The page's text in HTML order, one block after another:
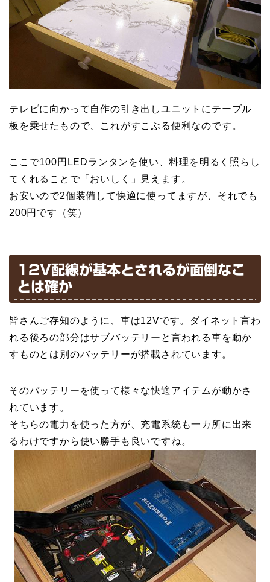
テレビに向かって自作の引き出しユニットにテーブル
板を乗せたもので、これがすこぶる便利なのです。
ここで100円LEDランタンを使い、料理を明るく照らし
てくれることで「おいしく」見えます。
お安いので2個装備して快適に使ってますが、それでも
200円です（笑）
12V配線が基本とされるが面倒なこ
とは確か
皆さんご存知のように、車は12Vです。ダイネット言わ
れる後ろの部分はサブバッテリーと言われる車を動か
すものとは別のバッテリーが搭載されています。
そのバッテリーを使って様々な快適アイテムが動かさ
れています。
そちらの電力を使った方が、充電系統も一カ所に出来
るわけですから使い勝手も良いですね。